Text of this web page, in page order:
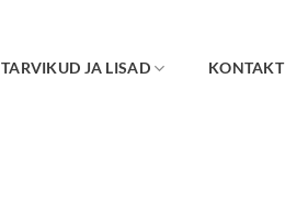
TARVIKUD JA LISAD KONTAKT